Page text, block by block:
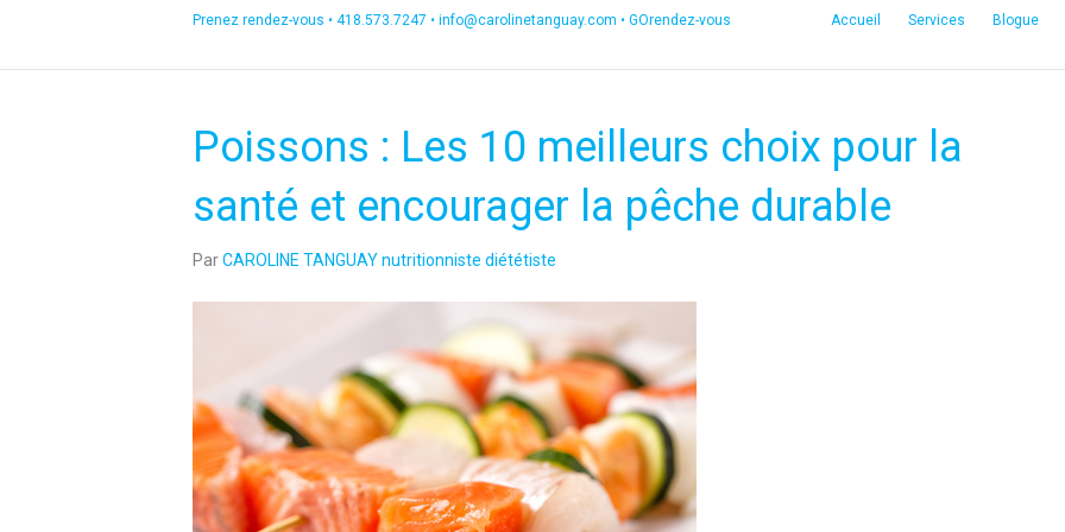
Prenez rendez-vous • 418.573.7247 • info@carolinetanguay.com • GOrendez-vous Accueil Services Blogue
Poissons : Les 10 meilleurs choix pour la
santé et encourager la pêche durable
ParCAROLINE TANGUAY nutritionniste diététiste